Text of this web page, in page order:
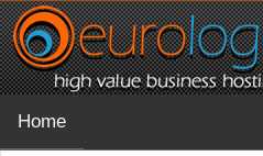
Home